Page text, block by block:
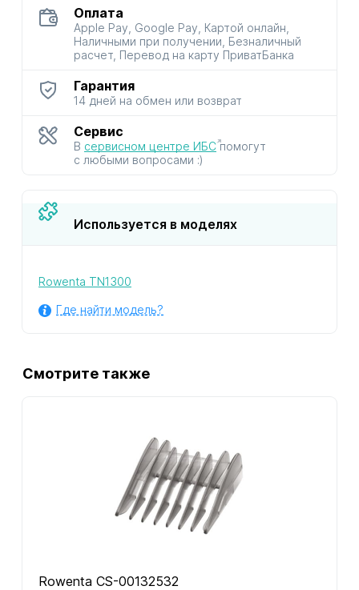
Оплата
Apple Pay, Google Pay, Картой онлайн,
Наличными при получении, Безналичный
расчет, Перевод на карту ПриватБанка
Гарантия
14 дней на обмен или возврат
Сервис
В сервисном центре ИБСпомогут
с любыми вопросами :)
Используется в моделях
Rowenta TN1300
Где найти модель?
Смотрите также
Rowenta CS-00132532